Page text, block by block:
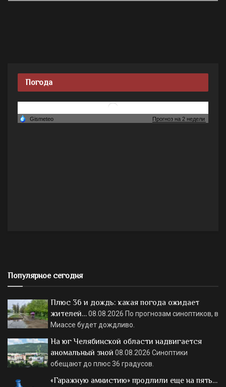
Погода
Популярное сегодня
Плюс 36 и дождь: какая погода ожидает
жителей…08.08.2026 По прогнозам синоптиков, в
Миассе будет дождливо.
На юг Челябинской области надвигается
аномальный зной 08.08.2026 Синоптики
обещают до плюс 36 градусов.
«Гаражную амнистию» продлили еще на пять…